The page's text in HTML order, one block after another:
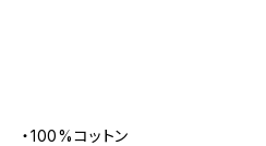
・100%コットン